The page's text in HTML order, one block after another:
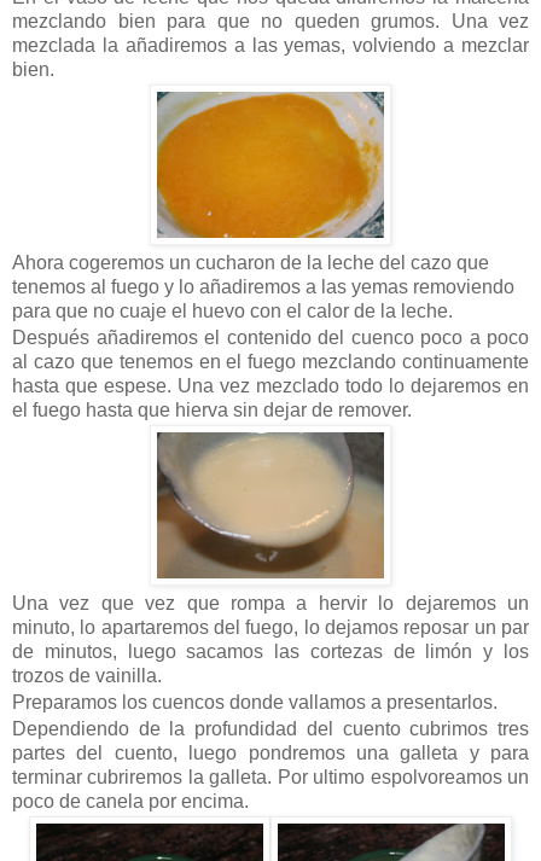
mezclando bien para que no queden grumos. Una vez
mezclada la añadiremos a las yemas, volviendo a mezclar
bien.
Ahora cogeremos un cucharon de la leche del cazo que
tenemos al fuego y lo añadiremos a las yemas removiendo
para que no cuaje el huevo con el calor de la leche.
Después añadiremos el contenido del cuenco poco a poco
al cazo que tenemos en el fuego mezclando continuamente
hasta que espese. Una vez mezclado todo lo dejaremos en
el fuego hasta que hierva sin dejar de remover.
Una vez que vez que rompa a hervir lo dejaremos un
minuto, lo apartaremos del fuego, lo dejamos reposar un par
de minutos, luego sacamos las cortezas de limón y los
trozos de vainilla.
Preparamos los cuencos donde vallamos a presentarlos.
Dependiendo de la profundidad del cuento cubrimos tres
partes del cuento, luego pondremos una galleta y para
terminar cubriremos la galleta. Por ultimo espolvoreamos un
poco de canela por encima.